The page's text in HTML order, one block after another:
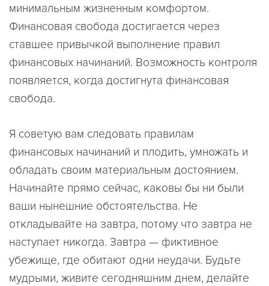
минимальным жизненным комфортом.
Финансовая свобода достигается через
ставшее привычкой выполнение правил
финансовых начинаний. Возможность контроля
появляется, когда достигнута финансовая
свобода.
Я советую вам следовать правилам
финансовых начинаний и плодить, умножать и
обладать своим материальным достоянием.
Начинайте прямо сейчас, каковы бы ни были
ваши нынешние обстоятельства. Не
откладывайте на завтра, потому что завтра не
наступает никогда. Завтра — фиктивное
убежище, где обитают одни неудачи. Будьте
мудрыми, живите сегодняшним днем, делайте